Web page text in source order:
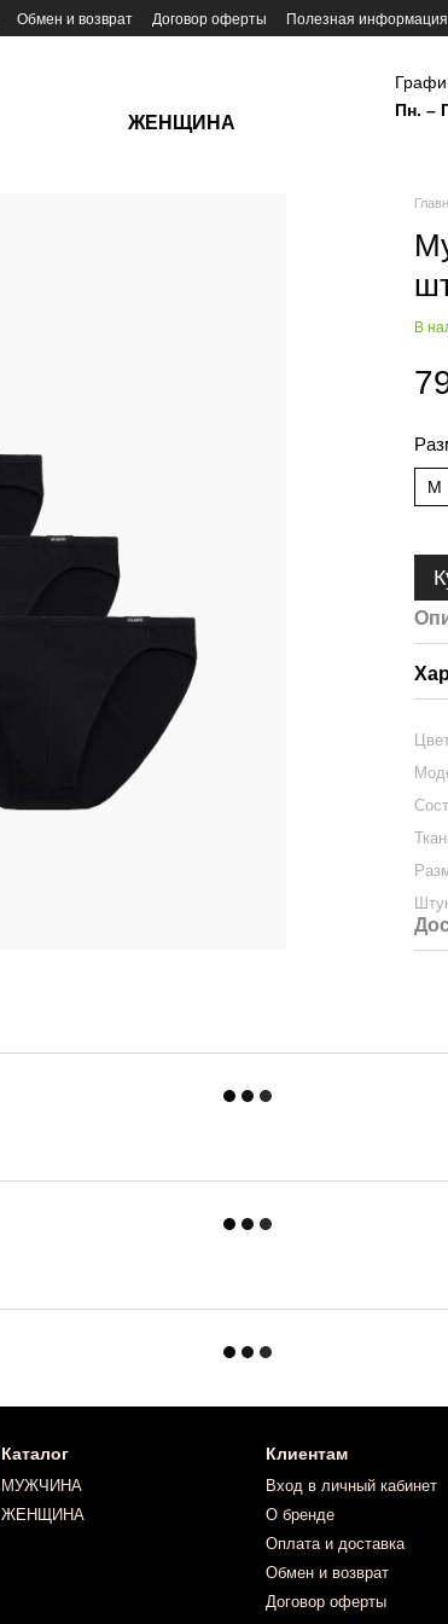
Обмен и возврат Договор оферты Полезная информация
ЖЕНЩИНА
Пн. –
В
M
Каталог
МУЖЧИНА
ЖЕНЩИНА
Клиентам
Вход в личный кабинет
О бренде
Оплата и доставка
Обмен и возврат
Договор оферты